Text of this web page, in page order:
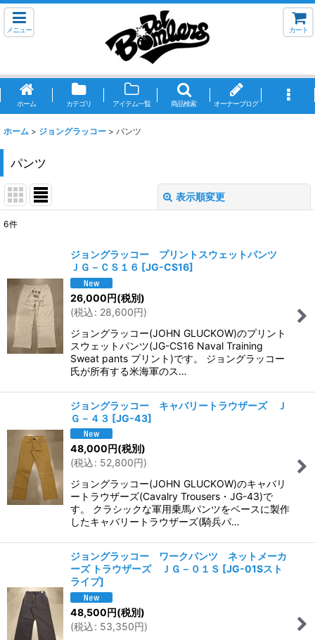
メニュー カート
ホーム カテゴリ アイテム一覧 商品検索 オーナーブログ
ホーム > ジョングラッコー > パンツ
パンツ
表示順変更
並び順:
絞り込む
6件
ジョングラッコー プリントスウェットパンツ
ＪＧ－ＣＳ１６ [JG-CS16]
26,000円(税別)
(税込: 28,600円)
ジョングラッコー(JOHN GLUCKOW)のプリント
スウェットパンツ(JG-CS16 Naval Training
Sweat pants プリント)です。 ジョングラッコー
氏が所有する米海軍のス…
ジョングラッコー キャバリートラウザーズ Ｊ
Ｇ－４３ [JG-43]
48,000円(税別)
(税込: 52,800円)
ジョングラッコー(JOHN GLUCKOW)のキャバリ
ートラウザーズ(Cavalry Trousers・JG-43)で
す。 クラシックな軍用乗馬パンツをベースに製作
したキャバリートラウザーズ(騎兵パ…
ジョングラッコー ワークパンツ ネットメーカ
ーズ トラウザーズ ＪＧ－０１Ｓ [JG-01Sスト
ライプ]
48,500円(税別)
(税込: 53,350円)